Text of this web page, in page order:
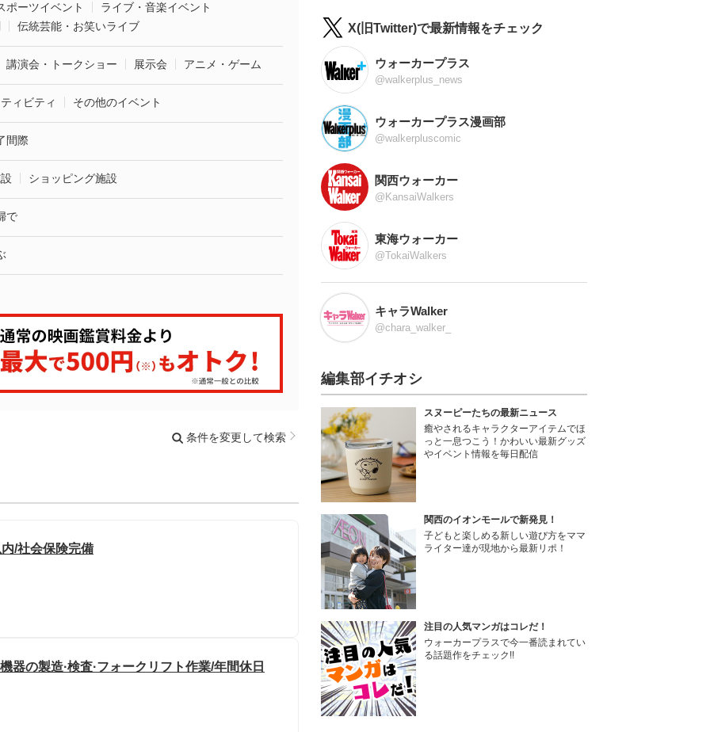
ポーツイベント
ライブ・音楽イベント
伝統芸能・お笑いライブ
講演会・トークショー 展示会 アニメ・ゲーム
ィビティ その他のイベント
間際
ショッピング施設
で
条件を変更して検索
/社会保険完備
器の製造·検査·フォークリフト作業/年間休日
X(旧Twitter)で最新情報をチェック
ウォーカープラス
@walkerplus_news
ウォーカープラス漫画部
@walkerpluscomic
関西ウォーカー
@KansaiWalkers
東海ウォーカー
@TokaiWalkers
キャラWalker
@chara_walker_
編集部イチオシ
スヌーピーたちの最新ニュース
癒やされるキャラクターアイテムでほ
っと一息つこう！かわいい最新グッズ
やイベント情報を毎日配信
関西のイオンモールで新発見！
子どもと楽しめる新しい遊び方をママ
ライター達が現地から最新リポ！
注目の人気マンガはコレだ！
ウォーカープラスで今一番読まれてい
る話題作をチェック!!